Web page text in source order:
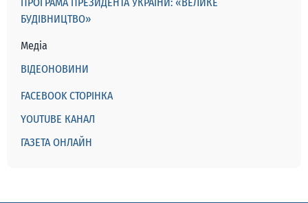
БУДІВНИЦТВО»
Медіа
ВІДЕОНОВИНИ
FACEBOOK СТОРІНКА
YOUTUBE КАНАЛ
ГАЗЕТА ОНЛАЙН